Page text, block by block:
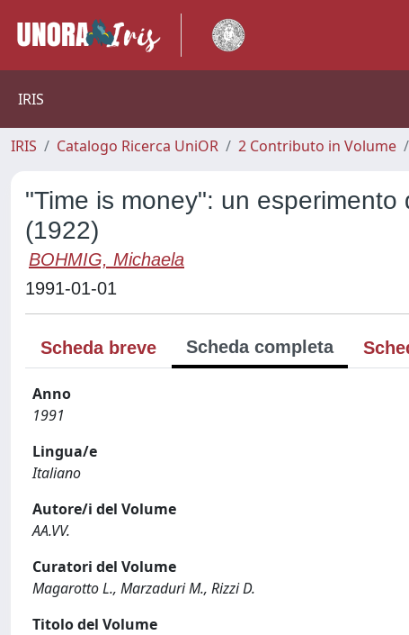
IRIS
IRIS Catalogo Ricerca UniOR 2 Contributo in Volume
"Time is money": un
(1922)
BOHMIG, Michaela
1991-01-01
Scheda breve Scheda completa
Anno
1991
Lingua/e
Italiano
Autore/i del Volume
AA.VV.
Curatori del Volume
Magarotto L., Marzaduri M., Rizzi D.
Titolo del Volume